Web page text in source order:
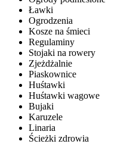
Ławki
Ogrodzenia
Kosze na śmieci
Regulaminy
Stojaki na rowery
Zjeżdżalnie
Piaskownice
Huśtawki
Huśtawki wagowe
Bujaki
Karuzele
Linaria
Ścieżki zdrowia